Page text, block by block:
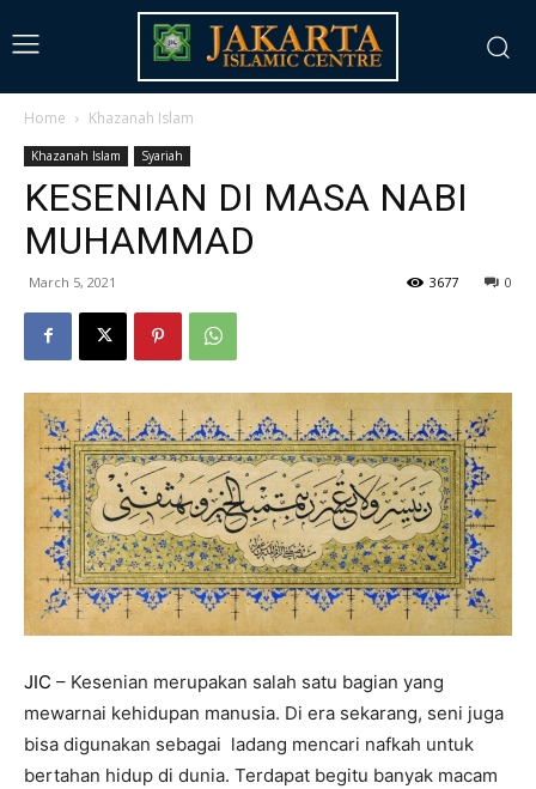
Home Khazanah Islam
Khazanah Islam Syariah
KESENIAN DI MASA NABI
MUHAMMAD
March 5, 2021 0
3677
JIC – Kesenian merupakan salah satu bagian yang
mewarnai kehidupan manusia. Di era sekarang, seni juga
bisa digunakan sebagai ladang mencari nafkah untuk
bertahan hidup di dunia. Terdapat begitu banyak macam